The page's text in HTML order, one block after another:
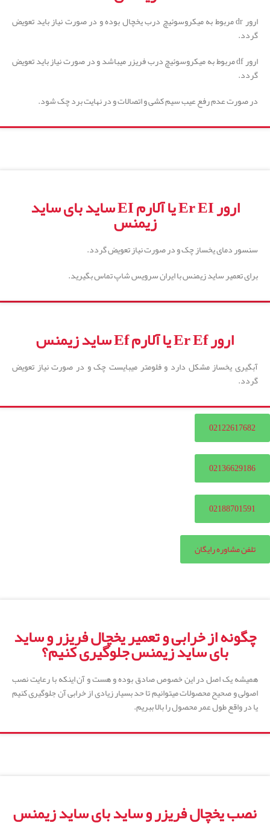
ارور dr مربوط به میکروسوئیچ درب یخچال بوده و در صورت نیاز باید تعویض
گردد.
ارور df مربوط به میکروسوئیچ درب فریزر میباشد و در صورت نیاز باید تعویض
گردد.
در صورت عدم رفع عیب سیم کشی و اتصالات و در نهایت برد چک شود.
ارور Er EI یا آلارم EI ساید بای سایدزیمنس
سنسور دمای یخساز چک و در صورت نیاز تعویض گردد.
برای تعمیر ساید زیمنس با ایران سرویس شاپ تماس بگیرید.
ارور Er Ef یا آلارم Ef ساید زیمنس
آبگیری یخساز مشکل دارد و فلومتر میبایست چک و در صورت نیاز تعویض
گردد.
02122617682
02136629186
02188701591
تلفن مشاوره رایگان
چگونه از خرابی و تعمیر یخچال فریزر و ساید
بای ساید زیمنس جلوگیری کنیم؟
همیشه یک اصل در این خصوص صادق بوده و هست و آن اینکه با رعایت نصب
اصولی و صحیح محصولات میتوانیم تا حد بسیار زیادی از خرابی آن جلوگیری کنیم
یا در واقع طول عمر محصول را بالا ببریم.
نصب یخچال فریزر و ساید بای ساید زیمنس